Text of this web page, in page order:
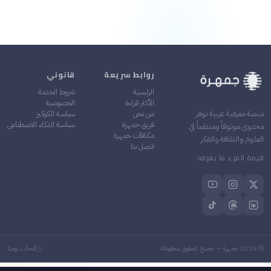
منصة معرفية عربية توفر
محتوى موثوقاً ومنظماً في
العلوم والثقافة والفكر
قيمة المرء ما يعرفه
روابط سريعة
الرئيسية
الأكثر قراءة
من نحن
فريق جمهرة
مكافآت جمهرة
اتصل بنا
قانوني
شروط الخدمة
الخصوصية
سياسة الكوكيز
سياسة الذكاء الاصطناعي
©
2026 جمهرة — جميع الحقوق محفوظة مُحدَّث يوميًا